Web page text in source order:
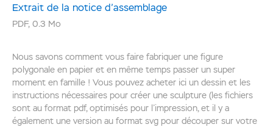
Extrait de la notice d’assemblage
PDF, 0.3 Mo
Nous savons comment vous faire fabriquer une figure
polygonale en papier et en même temps passer un super
moment en famille ! Vous pouvez acheter ici un dessin et les
instructions nécessaires pour créer une sculpture (les fichiers
sont au format pdf, optimisés pour l’impression, et il y a
également une version au format svg pour découper sur votre